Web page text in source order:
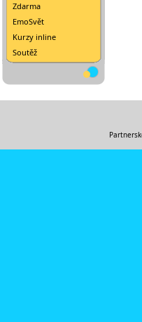
Zdarma
EmoSvět
Kurzy inline
Soutěž